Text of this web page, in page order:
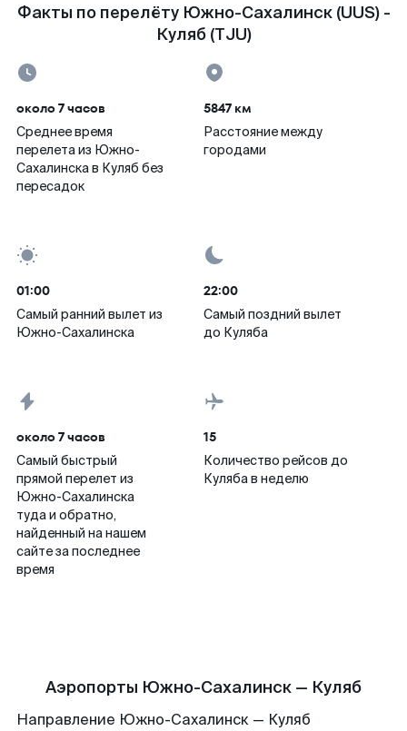
Факты по перелёту Южно-Сахалинск (UUS) -
Куляб (TJU)
около 7 часов
Среднее время
перелета из Южно-
Сахалинска в Куляб без
пересадок
5847 км
Расстояние между
городами
01:00
Самый ранний вылет из
Южно-Сахалинска
22:00
Самый поздний вылет
до Куляба
около 7 часов
Самый быстрый
прямой перелет из
Южно-Сахалинска
туда и обратно,
найденный на нашем
сайте за последнее
время
15
Количество рейсов до
Куляба в неделю
Аэропорты Южно-Сахалинск — Куляб
Направление Южно-Сахалинск — Куляб